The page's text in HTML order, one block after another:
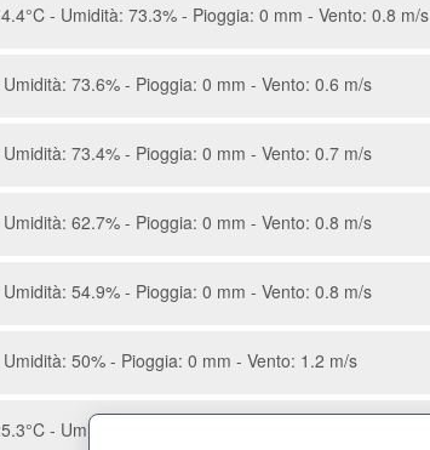
- Umidità: 73.3% - Pioggia: 0 mm - Vento: 0.8 m/s
73.6% - Pioggia: 0 mm - Vento: 0.6 m/s
73.4% - Pioggia: 0 mm - Vento: 0.7 m/s
62.7% - Pioggia: 0 mm - Vento: 0.8 m/s
54.9% - Pioggia: 0 mm - Vento: 0.8 m/s
50% - Pioggia: 0 mm - Vento: 1.2 m/s
- Umidità: 44.8% - Pioggia: 0 mm - Vento: 1.5 m/s